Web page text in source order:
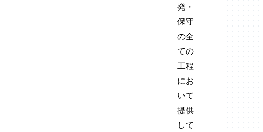
発・
保守
の全
ての
工程
にお
いて
提供
して